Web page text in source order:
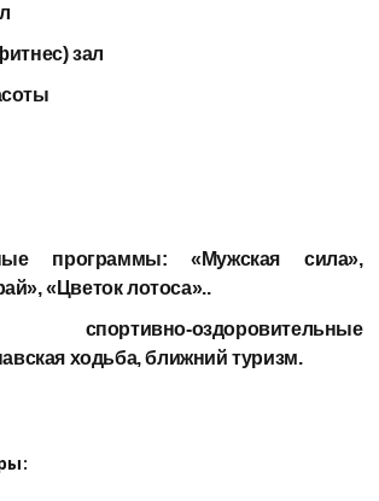
зал
программы:«Мужская сила»,
«Цветок лотоса»..
оздоровительные
ходьба, ближний туризм.